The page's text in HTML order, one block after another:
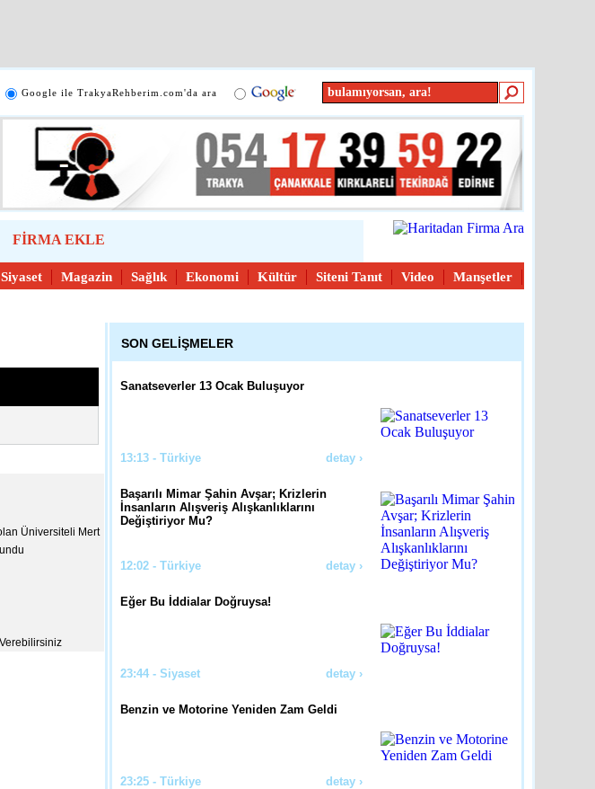
Google ile TrakyaRehberim.com'da ara
FİRMA EKLE
Siyaset Magazin Sağlık Ekonomi Kültür Siteni Tanıt Video
Manşetler
SON GELİŞMELER
10:38 - Çanakkale detay ›
Mübadele Öyküleri Yarışması
Belediyeden Vatandaşların İçini Isıtan
Hareket
11:57 - Kırklareli
Sanatseverler 13 Ocak Buluşuyor
13:13 - Türkiye detay ›
Başarılı Mimar Şahin Avşar; Krizlerin
İnsanların Alışveriş Alışkanlıklarını
Değiştiriyor Mu?
12:02 - Türkiye detay ›
Eğer Bu İddialar Doğruysa!
23:44 - Siyaset detay ›
Benzin ve Motorine Yeniden Zam Geldi
23:25 - Türkiye detay ›